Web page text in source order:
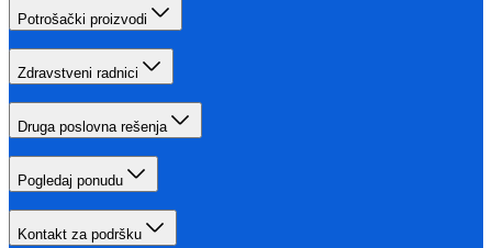
Potrošački proizvodi
Zdravstveni radnici
Druga poslovna rešenja
Pogledaj ponudu
Kontakt za podršku